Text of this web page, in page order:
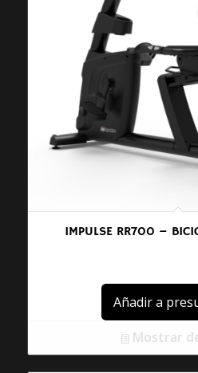
IMPULSE RR700 –
Añadir a
Mostrar